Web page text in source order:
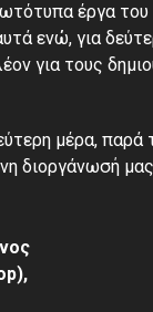
έργα του
ενώ, για
για τους
μέρα, παρά
διοργάνωσή